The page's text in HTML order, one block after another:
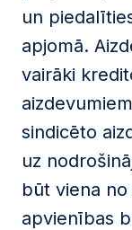
un
apjomā.
vairāki
sindicēto
uz
būt viena
apvienības